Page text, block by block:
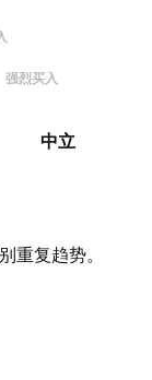
强烈买入
中立
重复趋势。